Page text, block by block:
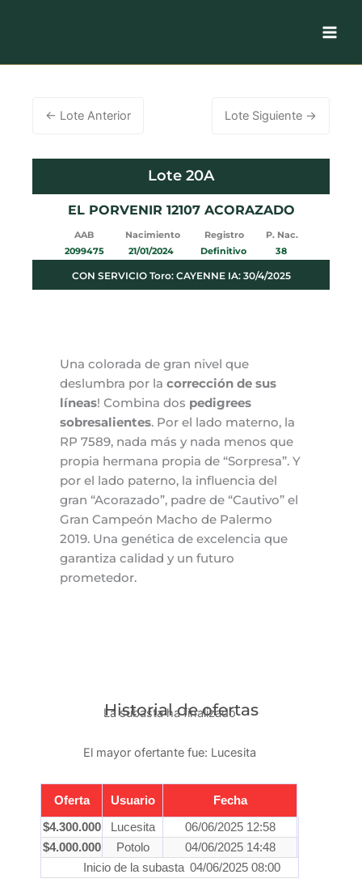
← Lote Anterior Lote Siguiente →
Lote 20A
EL PORVENIR 12107 ACORAZADO
AAB Nacimiento Registro P. Nac.
2099475 21/01/2024 Definitivo 38
CON SERVICIO Toro: CAYENNE IA: 30/4/2025
Una colorada de gran nivel que
deslumbra por la corrección de sus
líneas! Combina dos pedigrees
sobresalientes. Por el lado materno, la
RP 7589, nada más y nada menos que
propia hermana propia de “Sorpresa”. Y
por el lado paterno, la influencia del
gran “Acorazado”, padre de “Cautivo” el
Gran Campeón Macho de Palermo
2019. Una genética de excelencia que
garantiza calidad y un futuro
prometedor.
Historial de ofertas
La subasta ha finalizado
El mayor ofertante fue: Lucesita
Oferta Usuario Fecha
$4.300.000 Lucesita
06/06/2025 12:58
$4.000.000 Potolo
04/06/2025 14:48
Inicio de la subasta 04/06/2025 08:00